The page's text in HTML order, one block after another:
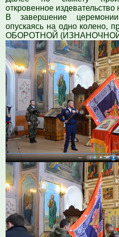
откровенное
В завершение
опускаясь на одно колено,
ОБОРОТНОЙ